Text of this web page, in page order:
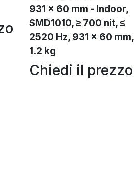
931 x 60 mm - Indoor,
SMD1010, ≥ 700 nit, ≤
2520 Hz, 931 x 60 mm,
1.2 kg
Chiedi il prezzo